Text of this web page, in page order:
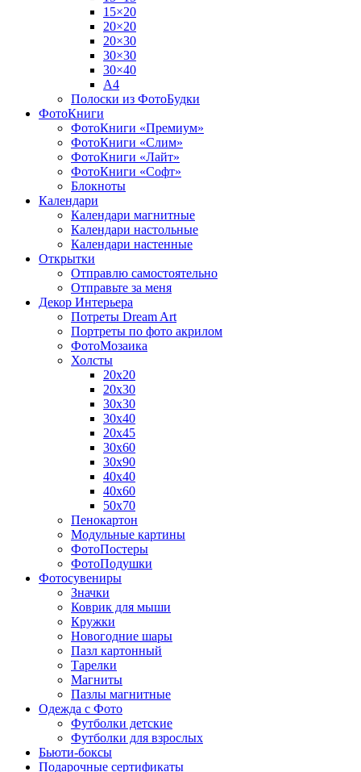
15×20
20×20
20×30
30×30
30×40
A4
Полоски из ФотоБудки
ФотоКниги
ФотоКниги «Премиум»
ФотоКниги «Слим»
ФотоКниги «Лайт»
ФотоКниги «Софт»
Блокноты
Календари
Календари магнитные
Календари настольные
Календари настенные
Открытки
Отправлю самостоятельно
Отправьте за меня
Декор Интерьера
Потреты Dream Art
Портреты по фото акрилом
ФотоМозаика
Холсты
20х20
20х30
30х30
30х40
20х45
30х60
30х90
40х40
40х60
50х70
Пенокартон
Модульные картины
ФотоПостеры
ФотоПодушки
Фотоcувениры
Значки
Коврик для мыши
Кружки
Новогодние шары
Пазл картонный
Тарелки
Магниты
Пазлы магнитные
Одежда с Фото
Футболки детские
Футболки для взрослых
Бьюти-боксы
Подарочные сертификаты